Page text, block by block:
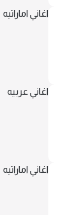
اغاني اماراتيه
اغاني عربيه
اغاني اماراتيه